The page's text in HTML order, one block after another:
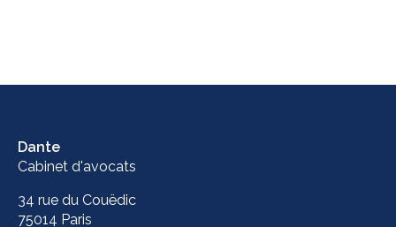
Dante
Cabinet d'avocats
34 rue du Couëdic
75014 Paris